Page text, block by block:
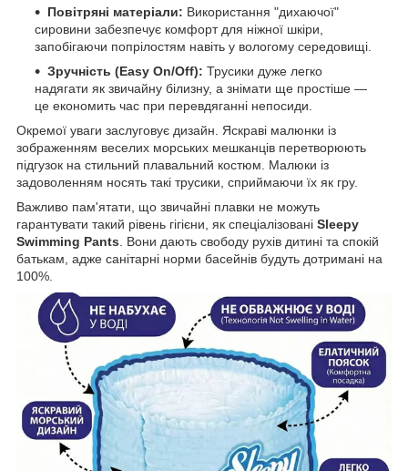
Повітряні матеріали: Використання "дихаючої"
сировини забезпечує комфорт для ніжної шкіри,
запобігаючи попрілостям навіть у вологому середовищі.
Зручність (Easy On/Off): Трусики дуже легко
надягати як звичайну білизну, а знімати ще простіше —
це економить час при перевдяганні непосиди.
Окремої уваги заслуговує дизайн. Яскраві малюнки із
зображенням веселих морських мешканців перетворюють
підгузок на стильний плавальний костюм. Малюки із
задоволенням носять такі трусики, сприймаючи їх як гру.
Важливо пам'ятати, що звичайні плавки не можуть
гарантувати такий рівень гігієни, як спеціалізовані Sleepy
Swimming Pants . Вони дають свободу рухів дитині та спокій
батькам, адже санітарні норми басейнів будуть дотримані на
100%.